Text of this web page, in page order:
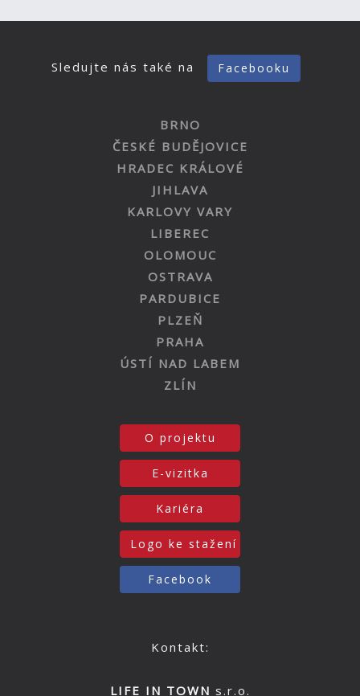
Sledujte nás také na Facebooku
BRNO
ČESKÉ BUDĚJOVICE
HRADEC KRÁLOVÉ
JIHLAVA
KARLOVY VARY
LIBEREC
OLOMOUC
OSTRAVA
PARDUBICE
PLZEŇ
PRAHA
ÚSTÍ NAD LABEM
ZLÍN
O projektu
E-vizitka
Kariéra
Logo ke stažení
Facebook
Kontakt:
LIFE IN TOWN s.r.o.